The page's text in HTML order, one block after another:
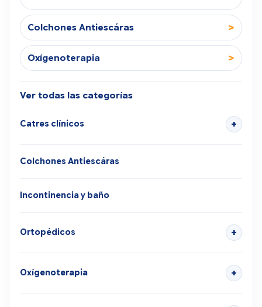
Colchones Antiescáras >
Oxígenoterapia >
Ver todas las categorías
Catres clínicos
Colchones Antiescáras
Incontinencia y baño
Ortopédicos
Oxígenoterapia